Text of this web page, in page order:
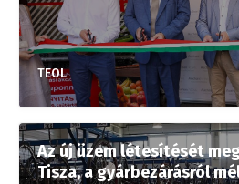
TEOL
Az új üzem létesítését
Tisza, a gyárbezárásról